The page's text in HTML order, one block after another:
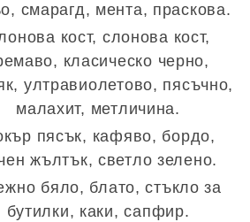
смарагд, мента, праскова.
кост, слонова кост,
класическо черно,
ултравиолетово, пясъчно,
малахит, метличина.
пясък, кафяво, бордо,
жълтък, светло зелено.
бяло, блато, стъкло за
бутилки, каки, ​​сапфир.